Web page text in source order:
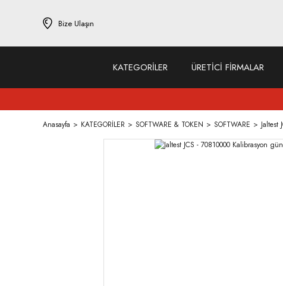
Bize Ulaşın
KATEGORİLER ÜRETİCİ FİRMALAR
Anasayfa KATEGORİLER SOFTWARE & TOKEN SOFTWARE Jaltest